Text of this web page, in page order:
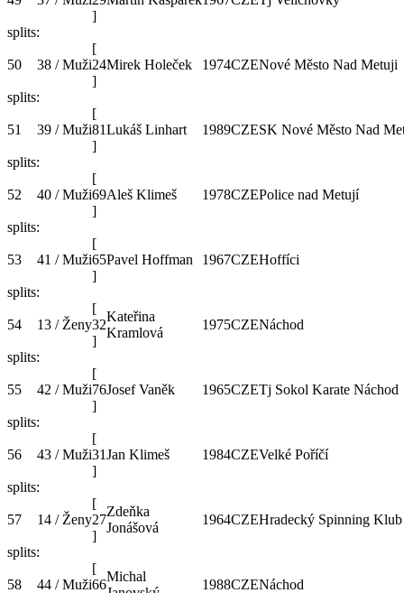
]
splits:
50 38 / Muži
[
24
]
Mirek Holeček 1974CZENové Město Nad Metuji
splits:
51 39 / Muži
[
81
]
Lukáš Linhart 1989CZESK Nové Město Nad
splits:
52 40 / Muži
[
69
]
Aleš Klimeš 1978CZEPolice nad Metují
splits:
53 41 / Muži
[
65
]
Pavel Hoffman 1967CZEHoffíci
splits:
54 13 / Ženy
[
32
]
Kateřina
Kramlová
1975CZENáchod
splits:
55 42 / Muži
[
76
]
Josef Vaněk 1965CZETj Sokol Karate Náchod
splits:
56 43 / Muži
[
31
]
Jan Klimeš 1984CZEVelké Poříčí
splits:
57 14 / Ženy
[
27
]
Zdeňka
Jonášová
1964CZEHradecký Spinning Klub
splits:
58 44 / Muži
[
66
Michal
1988CZENáchod